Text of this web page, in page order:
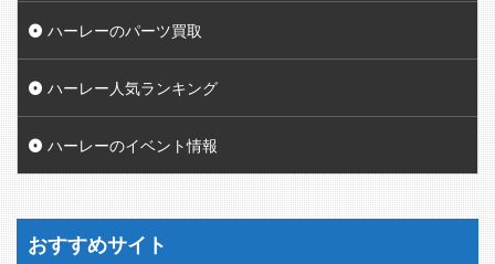
ハーレーのパーツ買取
ハーレー人気ランキング
ハーレーのイベント情報
おすすめサイト